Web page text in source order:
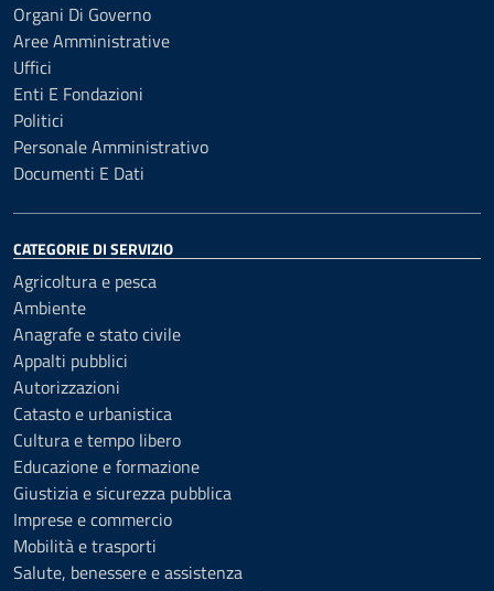
Organi Di Governo
Aree Amministrative
Uffici
Enti E Fondazioni
Politici
Personale Amministrativo
Documenti E Dati
CATEGORIE DI SERVIZIO
Agricoltura e pesca
Ambiente
Anagrafe e stato civile
Appalti pubblici
Autorizzazioni
Catasto e urbanistica
Cultura e tempo libero
Educazione e formazione
Giustizia e sicurezza pubblica
Imprese e commercio
Mobilità e trasporti
Salute, benessere e assistenza